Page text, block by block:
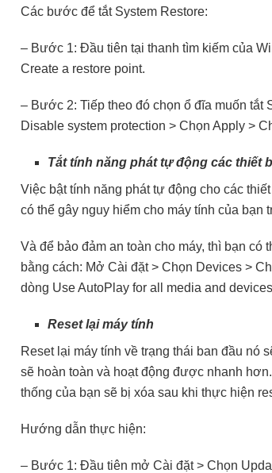
Các bước để tắt System Restore:
– Bước 1: Đầu tiên tại thanh tìm kiếm của
Create a restore point.
– Bước 2: Tiếp theo đó chọn ổ đĩa muốn
Disable system protection > Chọn Apply >
Tắt tính năng phát tự động các thiết
Việc bật tính năng phát tự động cho các
có thể gây nguy hiểm cho máy tính của bạn
Và để bảo đảm an toàn cho máy, thì bạn có
bằng cách: Mở Cài đặt > Chọn Devices >
dòng Use AutoPlay for all media and
Reset lại máy tính
Reset lại máy tính về trạng thái ban đầu nó
sẽ hoàn toàn và hoạt động được nhanh
thống của bạn sẽ bị xóa sau khi thực hiện
Hướng dẫn thực hiện:
– Bước 1: Đầu tiên mở Cài đặt > Chọn